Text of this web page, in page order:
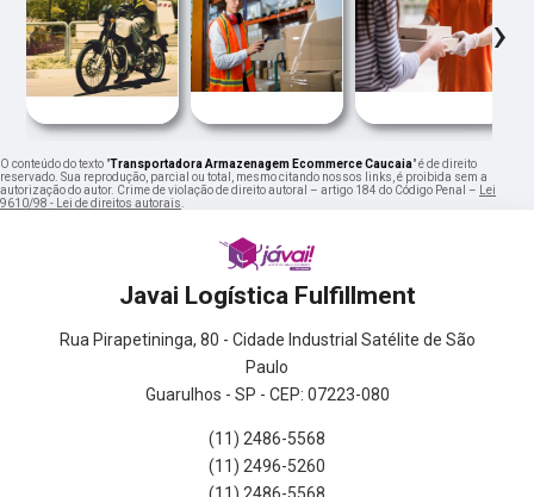
‹ ›
O conteúdo do texto "Transportadora Armazenagem Ecommerce Caucaia" é de direito
reservado. Sua reprodução, parcial ou total, mesmo citando nossos links, é proibida sem a
autorização do autor. Crime de violação de direito autoral – artigo 184 do Código Penal –
Lei
9610/98 - Lei de direitos autorais
Javai Logística Fulfillment
Rua Pirapetininga, 80 - Cidade Industrial Satélite de São
Paulo
Guarulhos - SP - CEP: 07223-080
(11) 2486-5568
(11) 2496-5260
(11) 2486-5568